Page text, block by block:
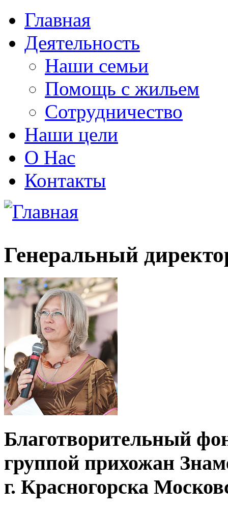
Главная
Деятельность
Наши семьи
Помощь с жильем
Сотрудничество
Наши цели
О Нас
Контакты
Генеральный
Благотворительный
группой прихожан
г. Красногорска